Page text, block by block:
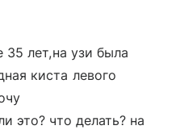
лет,на узи была
киста левого
это? что делать? на